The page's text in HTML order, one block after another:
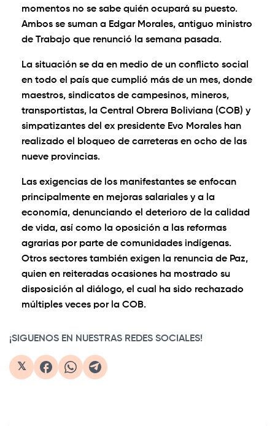
momentos no se sabe quién ocupará su puesto.
Ambos se suman a Edgar Morales, antiguo ministro
de Trabajo que renunció la semana pasada.
La situación se da en medio de un conflicto social
en todo el país que cumplió más de un mes, donde
maestros, sindicatos de campesinos, mineros,
transportistas, la Central Obrera Boliviana (COB) y
simpatizantes del ex presidente Evo Morales han
realizado el bloqueo de carreteras en ocho de las
nueve provincias.
Las exigencias de los manifestantes se enfocan
principalmente en mejoras salariales y a la
economía, denunciando el deterioro de la calidad
de vida, así como la oposición a las reformas
agrarias por parte de comunidades indígenas.
Otros sectores también exigen la renuncia de Paz,
quien en reiteradas ocasiones ha mostrado su
disposición al diálogo, el cual ha sido rechazado
múltiples veces por la COB.
¡SIGUENOS EN NUESTRAS REDES SOCIALES!
𝕏